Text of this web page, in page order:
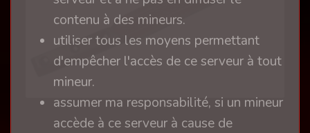
contenu à des mineurs.
utiliser tous les moyens permettant
d'empêcher l'accès de ce serveur à tout
mineur.
assumer ma responsabilité, si un mineur
accède à ce serveur à cause de